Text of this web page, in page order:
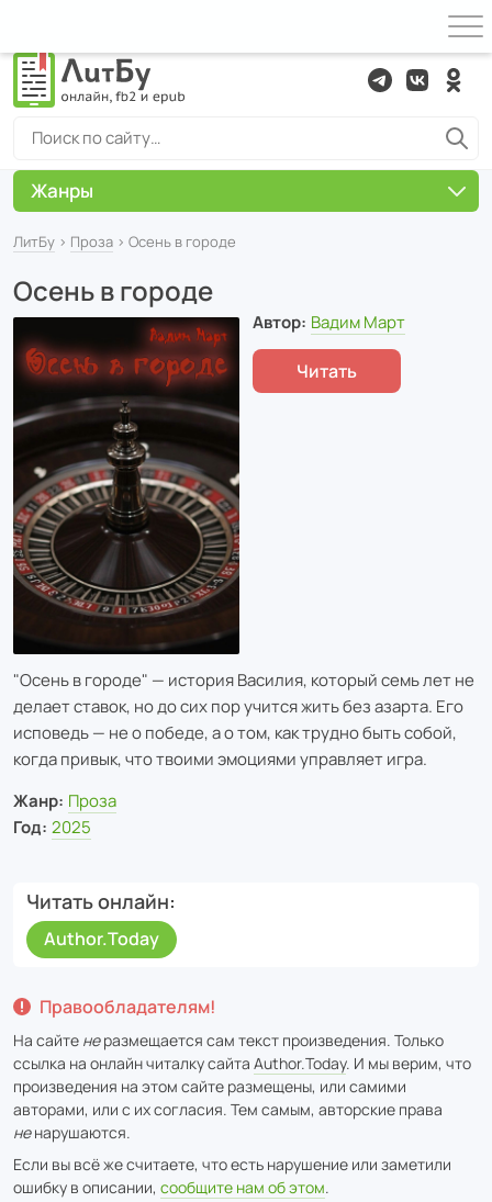
ЛитБу › Проза › Осень в городе
Осень в городе
Автор: Вадим Март
Читать
"Осень в городе" — история Василия, который семь лет не
делает ставок, но до сих пор учится жить без азарта. Его
исповедь — не о победе, а о том, как трудно быть собой,
когда привык, что твоими эмоциями управляет игра.
Жанр: Проза
Год: 2025
Читать онлайн
Author.Today
Правообладателям!
На сайте неразмещается сам текст произведения. Только
ссылка на онлайн читалку сайта Author.Today. И мы верим, что
произведения на этом сайте размещены, или самими
авторами, или с их согласия. Тем самым, авторские права
ненарушаются.
Если вы всё же считаете, что есть нарушение или заметили
ошибку в описании, сообщите нам об этом.
Жанры